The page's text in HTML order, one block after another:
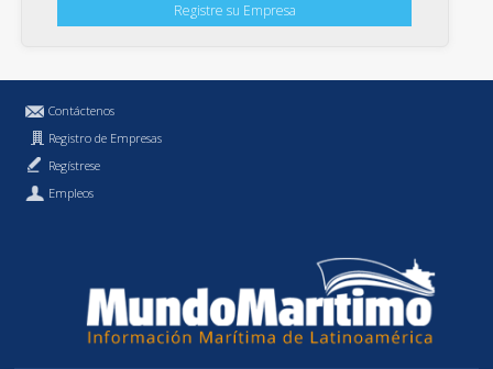
Registre su Empresa
Contáctenos
Registro de Empresas
Regístrese
Empleos